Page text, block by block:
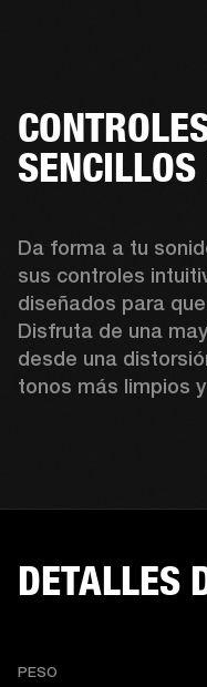
Da forma a tu
sus controles
diseñados para
Disfruta de una
desde una
tonos más limpios
DETALLES
PESO